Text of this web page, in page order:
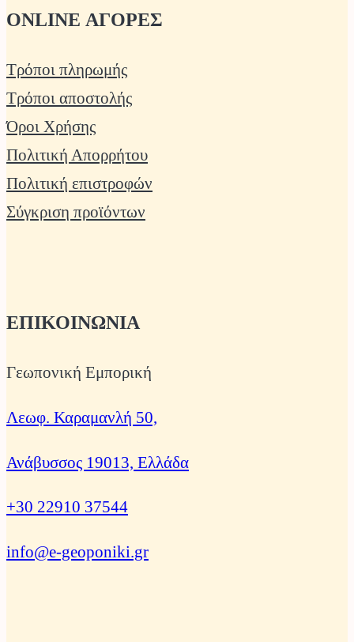
ONLINE ΑΓΟΡΕΣ
Τρόποι πληρωμής
Τρόποι αποστολής
Όροι Χρήσης
Πολιτική Απορρήτου
Πολιτική επιστροφών
Σύγκριση προϊόντων
ΕΠΙΚΟΙΝΩΝΙΑ
Γεωπονική Εμπορική
Λεωφ. Καραμανλή 50,
Ανάβυσσος 19013, Ελλάδα
+30 22910 37544
info@e-geoponiki.gr